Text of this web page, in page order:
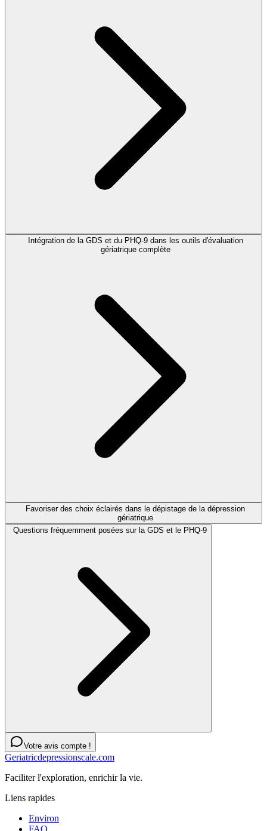
Intégration de la GDS et du PHQ-9 dans les outils d'évaluation
gériatrique complète
Favoriser des choix éclairés dans le dépistage de la dépression
gériatrique
Questions fréquemment posées sur la GDS et le PHQ-9
Votre avis compte !
Geriatricdepressionscale.com
Faciliter l'exploration, enrichir la vie.
Liens rapides
Environ
FAQ